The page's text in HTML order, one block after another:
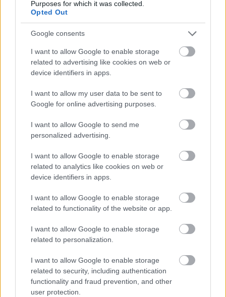
Purposes for which it was collected.
Opted Out
Google consents
I want to allow Google to enable storage
related to advertising like cookies on web or
device identifiers in apps.
I want to allow my user data to be sent to
Google for online advertising purposes.
I want to allow Google to send me
personalized advertising.
I want to allow Google to enable storage
related to analytics like cookies on web or
device identifiers in apps.
I want to allow Google to enable storage
related to functionality of the website or app.
I want to allow Google to enable storage
related to personalization.
I want to allow Google to enable storage
related to security, including authentication
functionality and fraud prevention, and other
user protection.
Το Σώμα Ελλήνων Προσκόπων σε συνεργασία με
τη Vodafone έχει υλοποιήσει ένα πρόγραμμα
ανακύκλωσης κινητών τηλεφώνων και
αξεσουάρ, με στόχο την προστασία του
ανάπτυξης, ενθαρρύνοντας τα μέλη της κίνησης
να συγκεντρώνουν και να ανακυκλώνουν παλιά ή
αξεσουάρ τους.
Το πρόγραμμα αποτελεί μια σημαντική
πρωτοβουλία που μετρά 16 χρόνια συνεχόμενης
προσπάθειας συνδυάζοντας την περιβαλλοντική
προάγοντας την αειφόρο ανάπτυξη και τη
συνείδηση για την προστασία του
περιβάλλοντος.
συνεργασία Προσκόπων και Vodafone στο
Πρόγραμμα Ανακύκλωσης Κινητών Τηλεφώνων
και Αξεσουάρ βραβεύτηκε με το bronze βραβείο